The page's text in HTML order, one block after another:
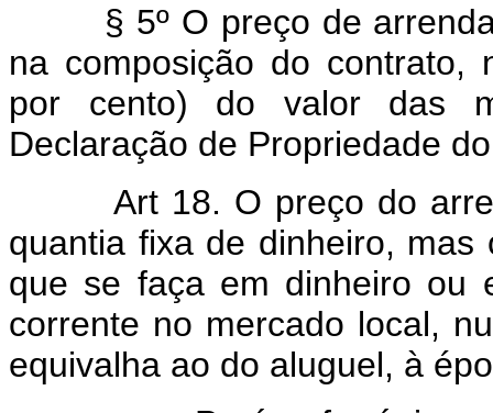
§ 5º O preço de
na composição do contrato,
por cento) do valor das
Declaração de Propriedade
Art 18. O preço do
quantia fixa de dinheiro,
que se faça em dinheiro ou
corrente no mercado local,
equivalha ao do aluguel, à